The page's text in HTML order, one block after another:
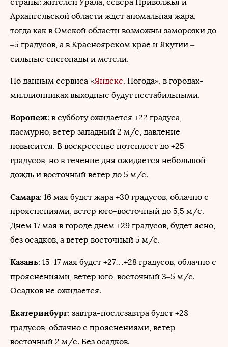
Архангельской области ждет аномальная жара,
тогда как в Омской области возможны заморозки до
–5 градусов, а в Красноярском крае и Якутии –
сильные снегопады и метели.
По данным сервиса «Яндекс. Погода», в городах-
миллионниках выходные будут нестабильными.
Воронеж: в субботу ожидается +22 градуса,
пасмурно, ветер западный 2 м/с, давление
повысится. В воскресенье потеплеет до +25
градусов, но в течение дня ожидается небольшой
дождь и восточный ветер до 5 м/с.
Самара: 16 мая будет жара +30 градусов, облачно с
прояснениями, ветер юго-восточный до 5,5 м/с.
Днем 17 мая в городе днем +29 градусов, будет ясно,
без осадков, а ветер восточный 5 м/с.
Казань: 15–17 мая будет +27…+28 градусов, облачно с
прояснениями, ветер юго-восточный 3–5 м/с.
Осадков не ожидается.
Екатеринбург: завтра-послезавтра будет +28
градусов, облачно с прояснениями, ветер
восточный 2 м/с. Без осадков.